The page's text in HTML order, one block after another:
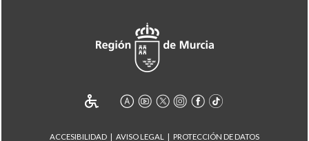
ACCESIBILIDAD AVISO LEGAL PROTECCIÓN DE DATOS